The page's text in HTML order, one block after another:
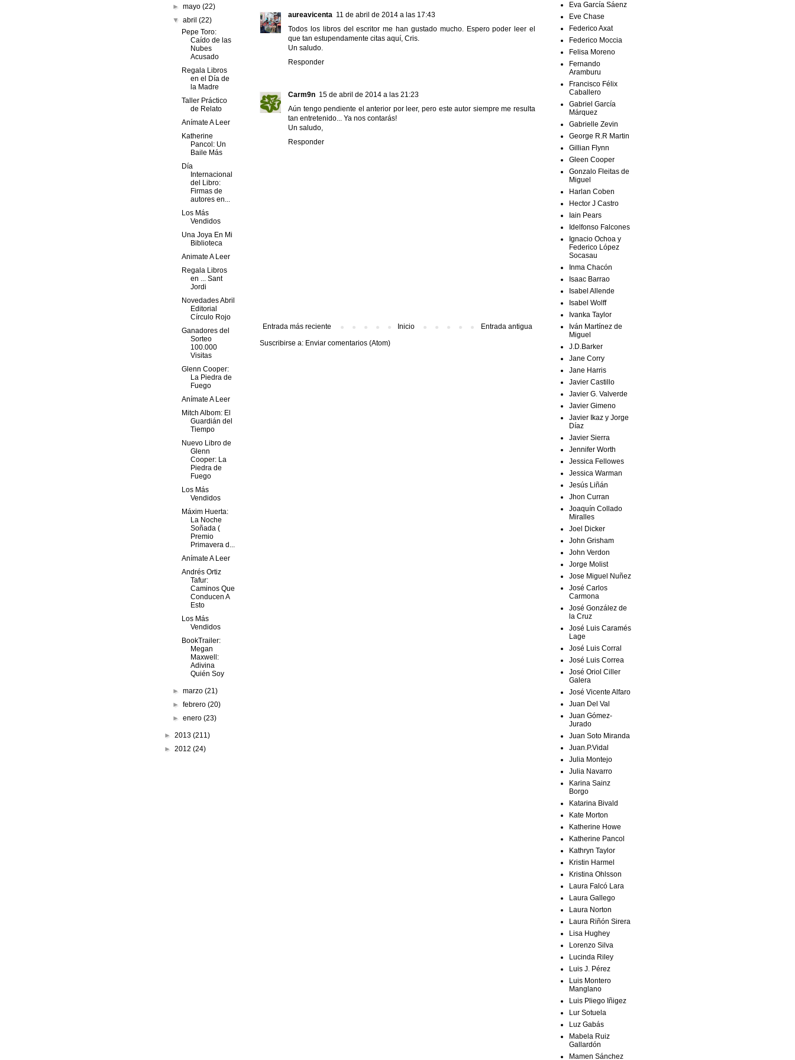
aureavicenta 11 de abril de 2014 a las 17:43
Todos los libros del escritor me han gustado mucho. Espero poder leer el
que tan estupendamente citas aquí, Cris.
Un saludo.
Responder
Carm9n 15 de abril de 2014 a las 21:23
Aún tengo pendiente el anterior por leer, pero este autor siempre me resulta
tan entretenido... Ya nos contarás!
Un saludo,
Responder
Entrada más reciente Entrada antigua
Inicio
Suscribirse a: Enviar comentarios (Atom)
►mayo(22)
▼abril(22)
Pepe Toro:
Caído de las
Nubes
Acusado
Regala Libros
en el Día de
la Madre
Taller Práctico
de Relato
Anímate A Leer
Katherine
Pancol: Un
Baile Más
Día
Internacional
del Libro:
Firmas de
autores en...
Los Más
Vendidos
Una Joya En Mi
Biblioteca
Animate A Leer
Regala Libros
en ... Sant
Jordi
Novedades Abril
Editorial
Círculo Rojo
Ganadores del
Sorteo
100.000
Visitas
Glenn Cooper:
La Piedra de
Fuego
Anímate A Leer
Mitch Albom: El
Guardián del
Tiempo
Nuevo Libro de
Glenn
Cooper: La
Piedra de
Fuego
Los Más
Vendidos
Máxim Huerta:
La Noche
Soñada (
Premio
Primavera d...
Anímate A Leer
Andrés Ortiz
Tafur:
Caminos Que
Conducen A
Esto
Los Más
Vendidos
BookTrailer:
Megan
Maxwell:
Adivina
Quién Soy
►marzo(21)
►febrero(20)
►enero(23)
► 2013 (211)
► 2012 (24)
Eva García Sáenz
Eve Chase
Federico Axat
Federico Moccia
Felisa Moreno
Fernando
Aramburu
Francisco Félix
Caballero
Gabriel García
Márquez
Gabrielle Zevin
George R.R Martin
Gillian Flynn
Gleen Cooper
Gonzalo Fleitas de
Miguel
Harlan Coben
Hector J Castro
Iain Pears
Idelfonso Falcones
Ignacio Ochoa y
Federico López
Socasau
Inma Chacón
Isaac Barrao
Isabel Allende
Isabel Wolff
Ivanka Taylor
Iván Martínez de
Miguel
J.D.Barker
Jane Corry
Jane Harris
Javier Castillo
Javier G. Valverde
Javier Gimeno
Javier Ikaz y Jorge
Díaz
Javier Sierra
Jennifer Worth
Jessica Fellowes
Jessica Warman
Jesús Liñán
Jhon Curran
Joaquín Collado
Miralles
Joel Dicker
John Grisham
John Verdon
Jorge Molist
Jose Miguel Nuñez
José Carlos
Carmona
José González de
la Cruz
José Luis Caramés
Lage
José Luis Corral
José Luis Correa
José Oriol Ciller
Galera
José Vicente Alfaro
Juan Del Val
Juan Gómez-
Jurado
Juan Soto Miranda
Juan.P.Vidal
Julia Montejo
Julia Navarro
Karina Sainz
Borgo
Katarina Bivald
Kate Morton
Katherine Howe
Katherine Pancol
Kathryn Taylor
Kristin Harmel
Kristina Ohlsson
Laura Falcó Lara
Laura Gallego
Laura Norton
Laura Riñón Sirera
Lisa Hughey
Lorenzo Silva
Lucinda Riley
Luis J. Pérez
Luis Montero
Manglano
Luis Pliego Iñigez
Lur Sotuela
Luz Gabás
Mabela Ruiz
Gallardón
Mamen Sánchez